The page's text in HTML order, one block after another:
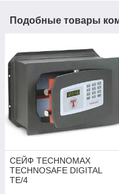
Подобные товары
СЕЙФ TECHNOMAX
TECHNOSAFE DIGITAL
TE/4